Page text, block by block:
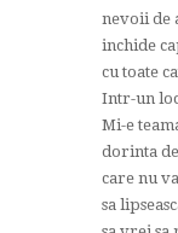
nevoii de
inchide
cu toate
Intr-un
Mi-e
dorinta
care nu
sa